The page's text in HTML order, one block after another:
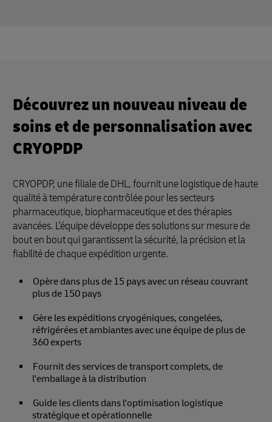
Découvrez un nouveau niveau de
soins et de personnalisation avec
CRYOPDP
CRYOPDP, une filiale de DHL, fournit une logistique de haute
qualité à température contrôlée pour les secteurs
pharmaceutique, biopharmaceutique et des thérapies
avancées. L'équipe développe des solutions sur mesure de
bout en bout qui garantissent la sécurité, la précision et la
fiabilité de chaque expédition urgente.
Opère dans plus de 15 pays avec un réseau couvrant
plus de 150 pays
Gère les expéditions cryogéniques, congelées,
réfrigérées et ambiantes avec une équipe de plus de
360 experts
Fournit des services de transport complets, de
l'emballage à la distribution
Guide les clients dans l'optimisation logistique
stratégique et opérationnelle